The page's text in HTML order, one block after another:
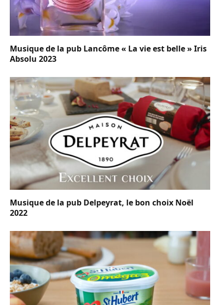
Musique de la pub Lancôme « La vie est belle » Iris
Absolu 2023
Musique de la pub Delpeyrat, le bon choix Noël
2022